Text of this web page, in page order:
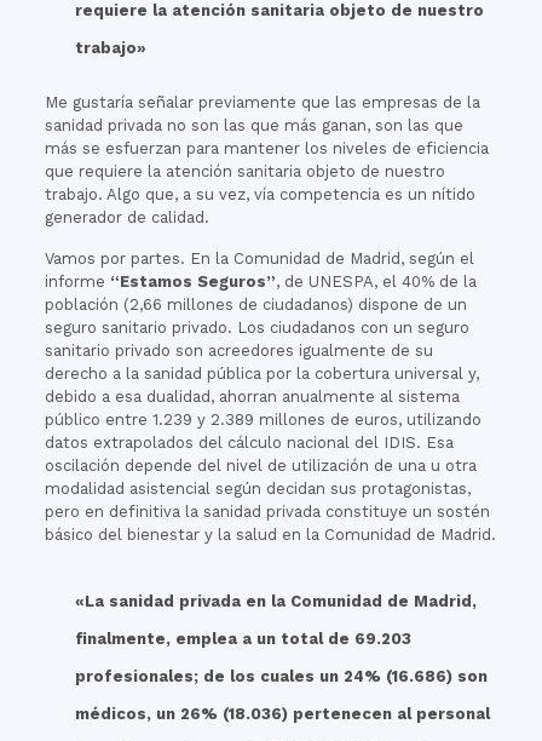
requiere la atención sanitaria objeto de nuestro
trabajo»
Me gustaría señalar previamente que las empresas de la
sanidad privada no son las que más ganan, son las que
más se esfuerzan para mantener los niveles de eficiencia
que requiere la atención sanitaria objeto de nuestro
trabajo. Algo que, a su vez, vía competencia es un nítido
generador de calidad.
Vamos por partes. En la Comunidad de Madrid, según el
informe “Estamos Seguros”, de UNESPA, el 40% de la
población (2,66 millones de ciudadanos) dispone de un
seguro sanitario privado. Los ciudadanos con un seguro
sanitario privado son acreedores igualmente de su
derecho a la sanidad pública por la cobertura universal y,
debido a esa dualidad, ahorran anualmente al sistema
público entre 1.239 y 2.389 millones de euros, utilizando
datos extrapolados del cálculo nacional del IDIS. Esa
oscilación depende del nivel de utilización de una u otra
modalidad asistencial según decidan sus protagonistas,
pero en definitiva la sanidad privada constituye un sostén
básico del bienestar y la salud en la Comunidad de Madrid.
«La sanidad privada en la Comunidad de Madrid,
finalmente, emplea a un total de 69.203
profesionales; de los cuales un 24% (16.686) son
médicos, un 26% (18.036) pertenecen al personal